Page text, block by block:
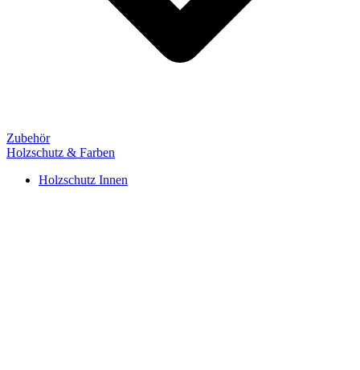
Zubehör
Holzschutz & Farben
Holzschutz Innen